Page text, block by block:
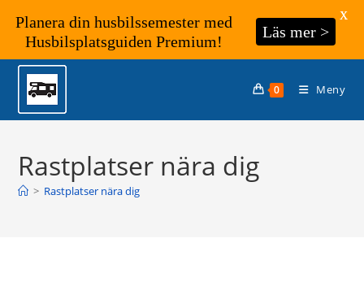
Hoppa
innehållet
0 Meny
Rastplatser nära dig
> Rastplatser nära dig
Planera din husbilssemester med
Husbilsplatsguiden Premium!
Läs mer >
X